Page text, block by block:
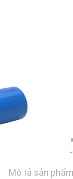
TỨC
CÁC
Mô tả sản phẩm